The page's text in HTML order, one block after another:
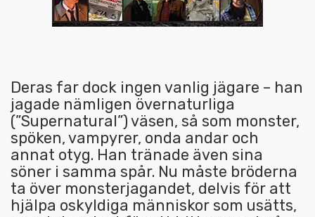
Deras far dock ingen vanlig jägare – han
jagade nämligen övernaturliga
(”Supernatural”) väsen, så som monster,
spöken, vampyrer, onda andar och
annat otyg. Han tränade även sina
söner i samma spår. Nu måste bröderna
ta över monsterjagandet, delvis för att
hjälpa oskyldiga människor som usätts,